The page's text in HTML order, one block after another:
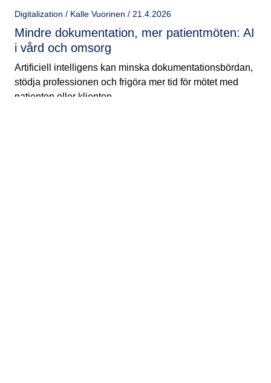
Digitalization / Kalle Vuorinen / 21.4.2026
Mindre dokumentation, mer patientmöten: AI
i vård och omsorg
Artificiell intelligens kan minska dokumentationsbördan,
stödja professionen och frigöra mer tid för mötet med
patienten eller klienten.